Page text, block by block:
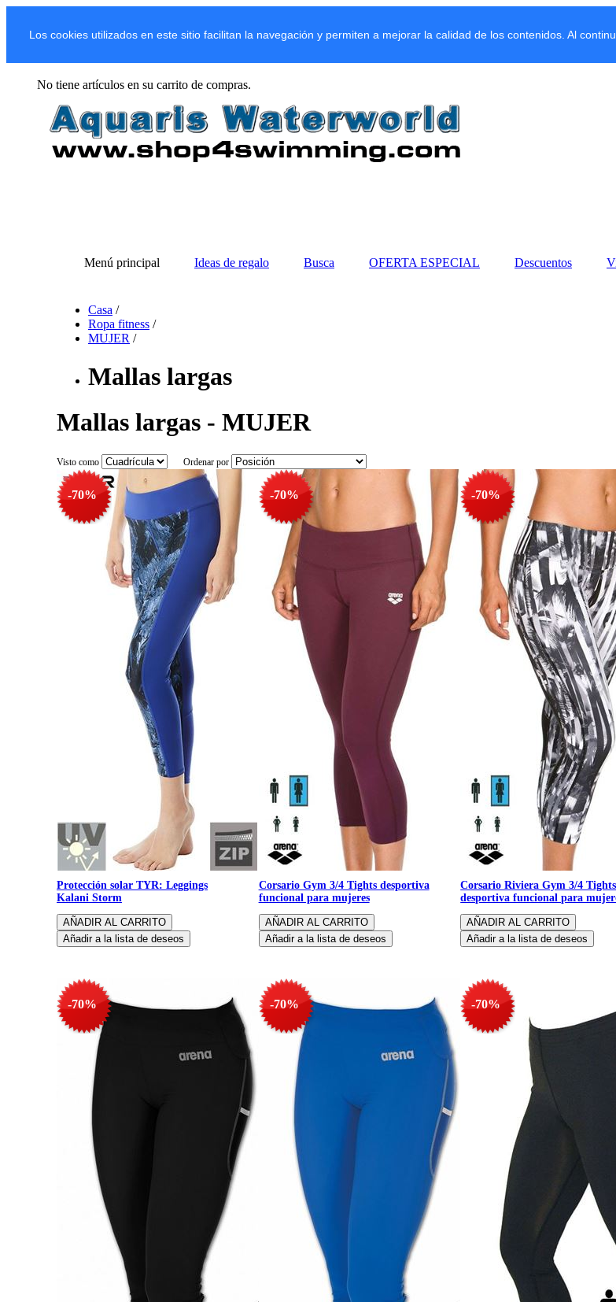
Los cookies utilizados en este sitio facilitan la navegación y permiten a mejorar la calidad de los contenidos. Al
No tiene artículos en su carrito de compras.
Menú principal Ideas de regalo Busca OFERTA ESPECIAL Descuentos
Casa /
Ropa fitness /
MUJER /
Mallas largas
Mallas largas - MUJER
Visto como Ordenar por
-70%
Protección solar TYR: Leggings
Kalani Storm
-70%
Corsario Gym 3/4 Tights desportiva
funcional para mujeres
-70%
Corsario Riviera Gym 3/4 Tights
desportiva funcional para
-70% -70% -70%